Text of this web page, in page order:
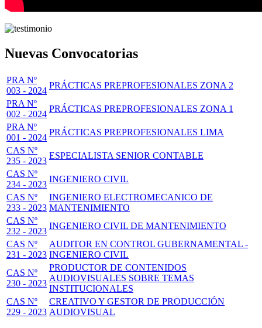
Nuevas Convocatorias
PRA Nº
003 - 2024
PRÁCTICAS PREPROFESIONALES ZONA 2
PRA Nº
002 - 2024
PRÁCTICAS PREPROFESIONALES ZONA 1
PRA Nº
001 - 2024
PRÁCTICAS PREPROFESIONALES LIMA
CAS Nº
235 - 2023
ESPECIALISTA SENIOR CONTABLE
CAS Nº
234 - 2023
INGENIERO CIVIL
CAS Nº
233 - 2023
INGENIERO ELECTROMECANICO DE
MANTENIMIENTO
CAS Nº
232 - 2023
INGENIERO CIVIL DE MANTENIMIENTO
CAS Nº
231 - 2023
AUDITOR EN CONTROL GUBERNAMENTAL -
INGENIERO CIVIL
CAS Nº
230 - 2023
PRODUCTOR DE CONTENIDOS
AUDIOVISUALES SOBRE TEMAS
INSTITUCIONALES
CAS Nº
229 - 2023
CREATIVO Y GESTOR DE PRODUCCIÓN
AUDIOVISUAL